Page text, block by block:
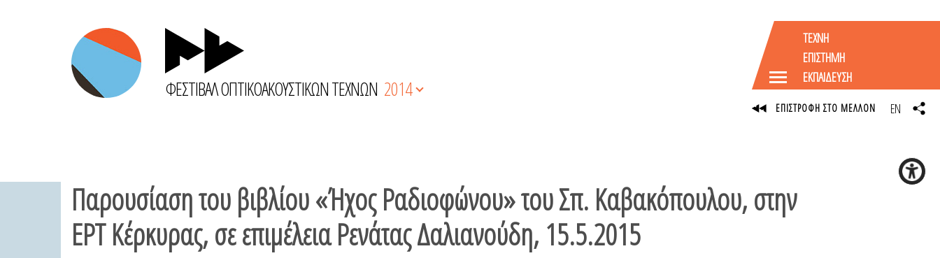
ΦΕΣΤΙΒΑΛ ΟΠΤΙΚΟΑΚΟΥΣΤΙΚΩΝ ΤΕΧΝΩΝ 2014
Παρουσίαση του βιβλίου «Ήχος Ραδιοφώνου» του Σπ. Καβακόπουλου, στην
ΕΡΤ Κέρκυρας, σε επιμέλεια Ρενάτας Δαλιανούδη, 15.5.2015
ΤΕΧΝΗ
ΕΠΙΣΤΗΜΗ
ΕΚΠΑΙΔΕΥΣΗ
ΕΠΙΣΤΡΟΦΗ ΣΤΟ ΜΕΛΛΟΝ EN